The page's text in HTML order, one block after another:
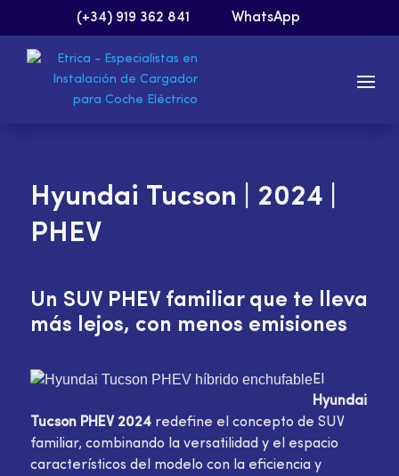
(+34) 919 362 841 WhatsApp
Hyundai Tucson | 2024 |
PHEV
Un SUV PHEV familiar que te lleva
más lejos, con menos emisiones
El
Hyundai
Tucson PHEV 2024redefine el concepto de SUV
familiar, combinando la versatilidad y el espacio
característicos del modelo con la eficiencia y